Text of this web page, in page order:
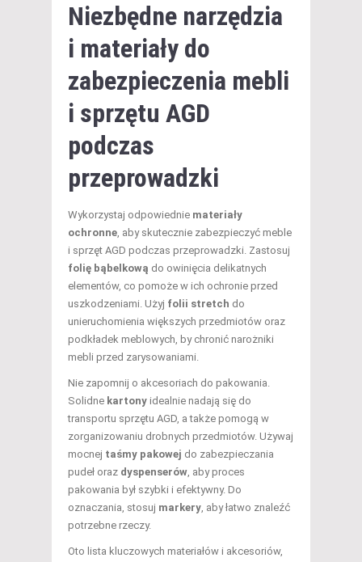
Niezbędne narzędzia
i materiały do
zabezpieczenia mebli
i sprzętu AGD
podczas
przeprowadzki
Wykorzystaj odpowiednie materiały
ochronne, aby skutecznie zabezpieczyć meble
i sprzęt AGD podczas przeprowadzki. Zastosuj
folię bąbelkową do owinięcia delikatnych
elementów, co pomoże w ich ochronie przed
uszkodzeniami. Użyj folii stretch do
unieruchomienia większych przedmiotów oraz
podkładek meblowych, by chronić narożniki
mebli przed zarysowaniami.
Nie zapomnij o akcesoriach do pakowania.
Solidne kartony idealnie nadają się do
transportu sprzętu AGD, a także pomogą w
zorganizowaniu drobnych przedmiotów. Używaj
mocnej taśmy pakowej do zabezpieczania
pudeł oraz dyspenserów, aby proces
pakowania był szybki i efektywny. Do
oznaczania, stosuj markery, aby łatwo znaleźć
potrzebne rzeczy.
Oto lista kluczowych materiałów i akcesoriów,